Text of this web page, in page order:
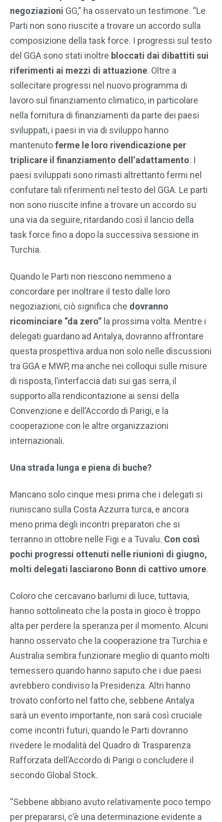
negoziazioni GG,” ha osservato un testimone. “Le
Parti non sono riuscite a trovare un accordo sulla
composizione della task force. I progressi sul testo
del GGA sono stati inoltre bloccati dai dibattiti sui
riferimenti ai mezzi di attuazione. Oltre a
sollecitare progressi nel nuovo programma di
lavoro sul finanziamento climatico, in particolare
nella fornitura di finanziamenti da parte dei paesi
sviluppati, i paesi in via di sviluppo hanno
mantenutoferme le loro rivendicazione per
triplicare il finanziamento dell’adattamento. I
paesi sviluppati sono rimasti altrettanto fermi nel
confutare tali riferimenti nel testo del GGA. Le parti
non sono riuscite infine a trovare un accordo su
una via da seguire, ritardando così il lancio della
task force fino a dopo la successiva sessione in
Turchia.
Quando le Parti non riescono nemmeno a
concordare per inoltrare il testo dalle loro
negoziazioni, ciò significa che dovranno
ricominciare “da zero” la prossima volta. Mentre i
delegati guardano ad Antalya, dovranno affrontare
questa prospettiva ardua non solo nelle discussioni
tra GGA e MWP, ma anche nei colloqui sulle misure
di risposta, l’interfaccia dati sui gas serra, il
supporto alla rendicontazione ai sensi della
Convenzione e dell’Accordo di Parigi, e la
cooperazione con le altre organizzazioni
internazionali.
Una strada lunga e piena di buche?
Mancano solo cinque mesi prima che i delegati si
riuniscano sulla Costa Azzurra turca, e ancora
meno prima degli incontri preparatori che si
terranno in ottobre nelle Figi e a Tuvalu. Con così
pochi progressi ottenuti nelle riunioni di giugno,
molti delegati lasciarono Bonn di cattivo umore.
Coloro che cercavano barlumi di luce, tuttavia,
hanno sottolineato che la posta in gioco è troppo
alta per perdere la speranza per il momento. Alcuni
hanno osservato che la cooperazione tra Turchia e
Australia sembra funzionare meglio di quanto molti
temessero quando hanno saputo che i due paesi
avrebbero condiviso la Presidenza. Altri hanno
trovato conforto nel fatto che, sebbene Antalya
sarà un evento importante, non sarà così cruciale
come incontri futuri, quando le Parti dovranno
rivedere le modalità del Quadro di Trasparenza
Rafforzata dell’Accordo di Parigi o concludere il
secondo Global Stock.
“Sebbene abbiano avuto relativamente poco tempo
per prepararsi, c’è una determinazione evidente a